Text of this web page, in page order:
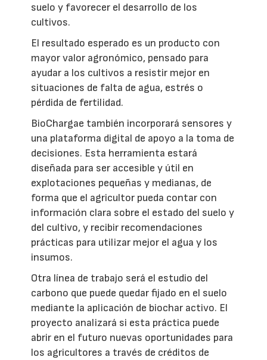
suelo y favorecer el desarrollo de los
cultivos.
El resultado esperado es un producto con
mayor valor agronómico, pensado para
ayudar a los cultivos a resistir mejor en
situaciones de falta de agua, estrés o
pérdida de fertilidad.
BioChargae también incorporará sensores y
una plataforma digital de apoyo a la toma de
decisiones. Esta herramienta estará
diseñada para ser accesible y útil en
explotaciones pequeñas y medianas, de
forma que el agricultor pueda contar con
información clara sobre el estado del suelo y
del cultivo, y recibir recomendaciones
prácticas para utilizar mejor el agua y los
insumos.
Otra línea de trabajo será el estudio del
carbono que puede quedar fijado en el suelo
mediante la aplicación de biochar activo. El
proyecto analizará si esta práctica puede
abrir en el futuro nuevas oportunidades para
los agricultores a través de créditos de